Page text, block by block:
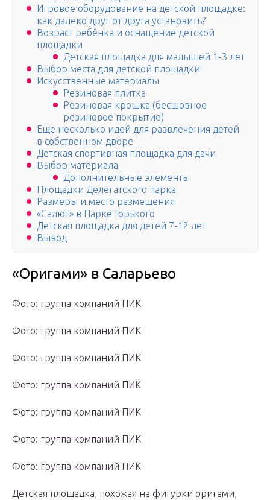
Игровое оборудование на детской площадке:
как далеко друг от друга установить?
Возраст ребёнка и оснащение детской
площадки
Детская площадка для малышей 1-3 лет
Выбор места для детской площадки
Искусственные материалы
Резиновая плитка
Резиновая крошка (бесшовное
резиновое покрытие)
Еще несколько идей для развлечения детей
в собственном дворе
Детская спортивная площадка для дачи
Выбор материала
Дополнительные элементы
Площадки Делегатского парка
Размеры и место размещения
«Салют» в Парке Горького
Детская площадка для детей 7-12 лет
Вывод
«Оригами» в Саларьево
Фото: группа компаний ПИК
Фото: группа компаний ПИК
Фото: группа компаний ПИК
Фото: группа компаний ПИК
Фото: группа компаний ПИК
Фото: группа компаний ПИК
Фото: группа компаний ПИК
Детская площадка, похожая на фигурки оригами,